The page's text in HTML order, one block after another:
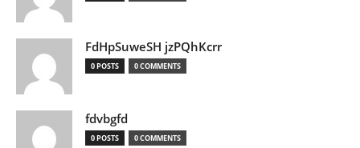
FdHpSuweSH jzPQhKcrr
0 POSTS 0 COMMENTS
fdvbgfd
0 POSTS 0 COMMENTS